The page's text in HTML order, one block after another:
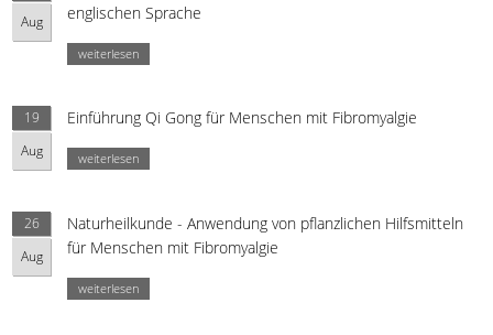
Aug
englischen Sprache
weiterlesen
19
Aug
Einführung Qi Gong für Menschen mit Fibromyalgie
weiterlesen
26
Aug
Naturheilkunde - Anwendung von pflanzlichen Hilfsmitteln
für Menschen mit Fibromyalgie
weiterlesen